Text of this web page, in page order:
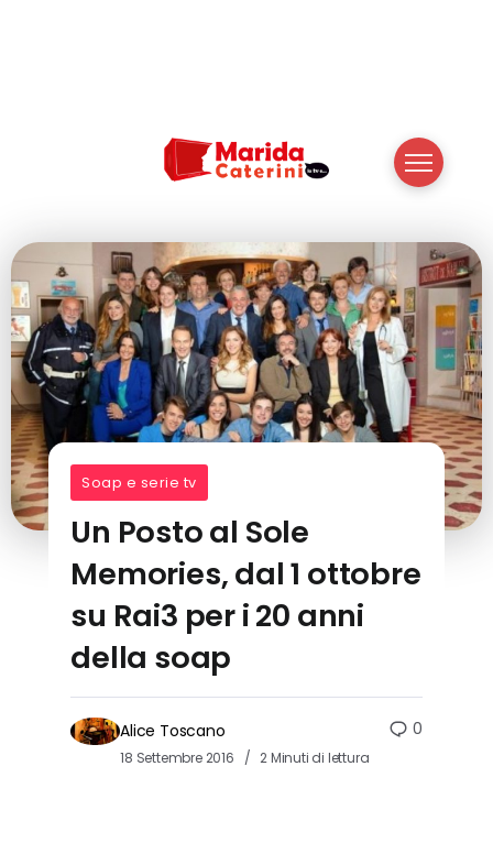
Soap e serie tv
Un Posto al Sole
Memories, dal 1 ottobre
su Rai3 per i 20 anni
della soap
Alice Toscano
18 Settembre 2016 2 Minuti di lettura
0